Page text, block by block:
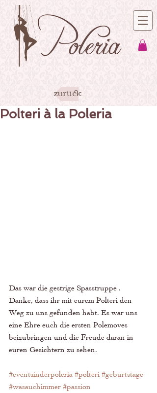
zurück
Polteri à la Poleria
Das war die gestrige Spasstruppe .
Danke, dass ihr mit eurem Polteri den
Weg zu uns gefunden habt. Es war uns
eine Ehre euch die ersten Polemoves
beizubringen und die Freude daran in
euren Gesichtern zu sehen.
#eventsinderpoleria #polteri #geburtstage
#wasauchimmer #passion